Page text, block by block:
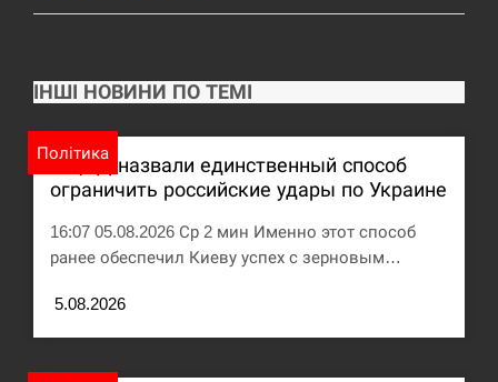
11:40
У зоопарку Токіо через спеку загинули три
левиці
СЕРПЕНЬ
есть пострадавшие
ІНШІ НОВИНИ ПО ТЕМІ
Політика
В ЦПД назвали единственный способ
ограничить российские удары по Украине
16:07 05.08.2026 Ср 2 мин Именно этот способ
ранее обеспечил Киеву успех с зерновым…
5.08.2026